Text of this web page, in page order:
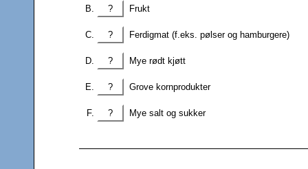
? Frukt
? Ferdigmat (f.eks. pølser og hamburgere)
? Mye rødt kjøtt
? Grove kornprodukter
? Mye salt og sukker